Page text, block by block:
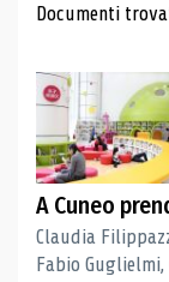
Documenti
A Cuneo
Claudia
Fabio